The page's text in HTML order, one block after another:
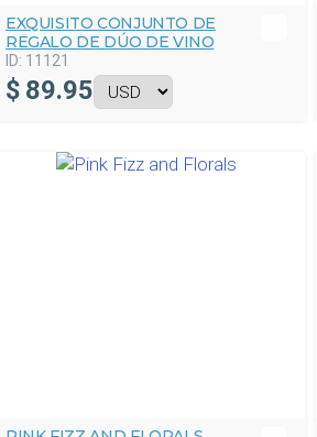
EXQUISITO CONJUNTO DE
REGALO DE DÚO DE VINO
ID: 11121
$ 89.95